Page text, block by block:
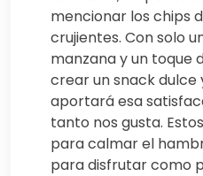
mencionar los chips
crujientes. Con solo
manzana y un toque
crear un snack dulce
aportará esa
tanto nos gusta.
para calmar el
para disfrutar como